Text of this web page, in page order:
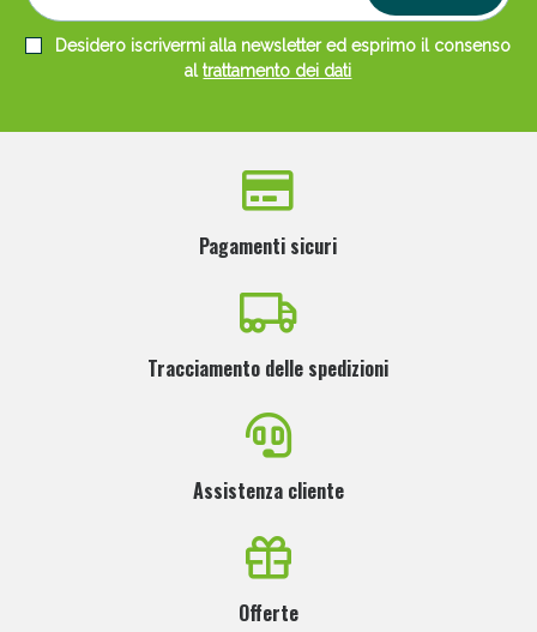
Desidero iscrivermi alla newsletter ed esprimo il consenso
altrattamento dei dati
Pagamenti sicuri
Tracciamento delle spedizioni
Assistenza cliente
Offerte